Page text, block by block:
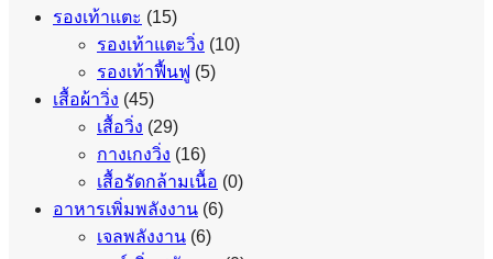
รองเท้าแตะ (15)
รองเท้าแตะวิ่ง (10)
รองเท้าฟื้นฟู (5)
เสื้อผ้าวิ่ง (45)
เสื้อวิ่ง (29)
กางเกงวิ่ง (16)
เสื้อรัดกล้ามเนื้อ (0)
อาหารเพิ่มพลังงาน (6)
เจลพลังงาน (6)